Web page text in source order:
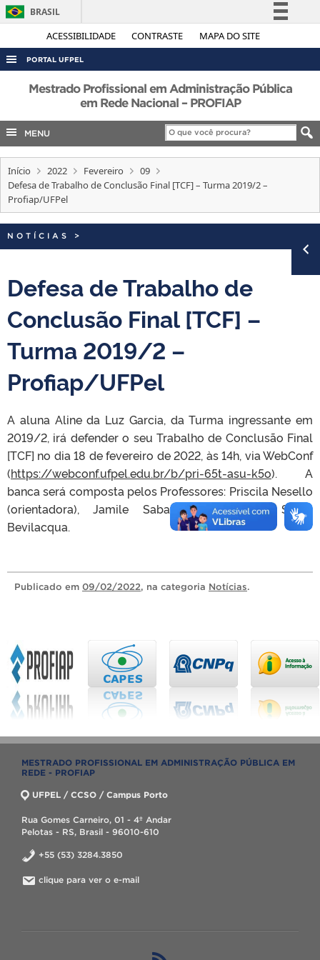
ACESSIBILIDADE CONTRASTE MAPA DO SITE
BRASIL
Simplifique!
Acesso à informação
Legislação
Canais
PORTAL UFPEL
ACESSO À INFORMAÇÃO
COBALTO
CONCURSOS
EDITAIS
INTERNACIONAL
Mestrado Profissional em Administração Pública
em Rede Nacional – PROFIAP
MENU
Início 2022 Fevereiro
09
Defesa de Trabalho de Conclusão Final [TCF] – Turma 2019/2 –
Profiap/UFPel
NOTÍCIAS >
Defesa de Trabalho de
Conclusão Final [TCF] –
Turma 2019/2 –
Profiap/UFPel
A aluna Aline da Luz Garcia, da Turma ingressante em
2019/2, irá defender o seu Trabalho de Conclusão Final
[TCF] no dia 18 de fevereiro de 2022, às 14h, via WebConf
(https://webconf.ufpel.edu.br/b/pri-65t-asu-k5o). A
banca será composta pelos Professores: Priscila Nesello
(orientadora), Jamile Sabatini Marques e Solon
Bevilacqua.
Publicado em 09/02/2022, na categoria Notícias.
MESTRADO PROFISSIONAL EM ADMINISTRAÇÃO PÚBLICA EM
REDE - PROFIAP
UFPEL / CCSO / Campus Porto
Rua Gomes Carneiro, 01 - 4º Andar
Pelotas - RS, Brasil - 96010-610
+55 (53) 3284.3850
clique para ver o e-mail